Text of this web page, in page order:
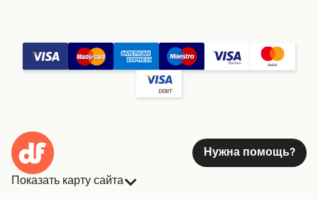
Нужна помощь?
Показать карту сайта